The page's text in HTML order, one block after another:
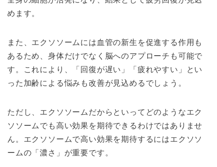
めます。
また、エクソソームには血管の新生を促進する作用も
あるため、身体だけでなく脳へのアプローチも可能で
す。これにより、「回復が遅い」「疲れやすい」とい
った加齢による悩みも改善が見込めるでしょう。
ただし、エクソソームだからといってどのようなエク
ソソームでも高い効果を期待できるわけではありませ
ん。エクソソームで高い効果を期待するにはエクソソ
ームの「濃さ」が重要です。